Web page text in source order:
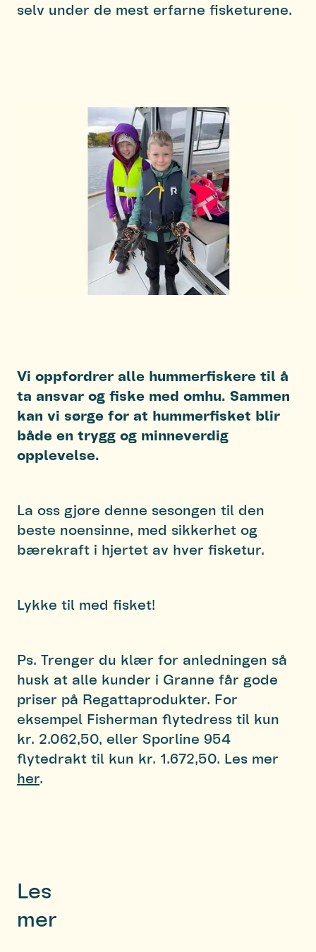
selv under de mest erfarne fisketurene.
Vi oppfordrer alle hummerfiskere til å
ta ansvar og fiske med omhu. Sammen
kan vi sørge for at hummerfisket blir
både en trygg og minneverdig
opplevelse.
La oss gjøre denne sesongen til den
beste noensinne, med sikkerhet og
bærekraft i hjertet av hver fisketur.
Lykke til med fisket!
Ps. Trenger du klær for anledningen så
husk at alle kunder i Granne får gode
priser på Regattaprodukter. For
eksempel Fisherman flytedress til kun
kr. 2.062,50, eller Sporline 954
flytedrakt til kun kr. 1.672,50. Les mer
her.
Les
mer